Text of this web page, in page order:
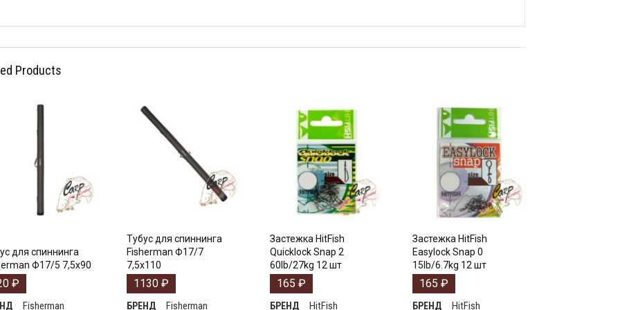
Products
для спиннинга
Ф17/5 7,5х90
₽
Fisherman
Тубус для спиннинга
Fisherman Ф17/7
7,5х110
1130 ₽
БРЕНД Fisherman
Застежка HitFish
Quicklock Snap 2
60lb/27kg 12 шт
165 ₽
БРЕНД HitFish
Застежка HitFish
Easylock Snap 0
15lb/6.7kg 12 шт
165₽
БРЕНД HitFish